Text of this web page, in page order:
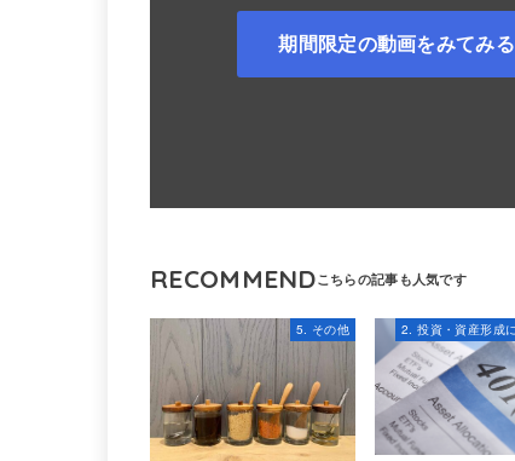
期間限定の動画をみてみる
RECOMMEND
5. その他